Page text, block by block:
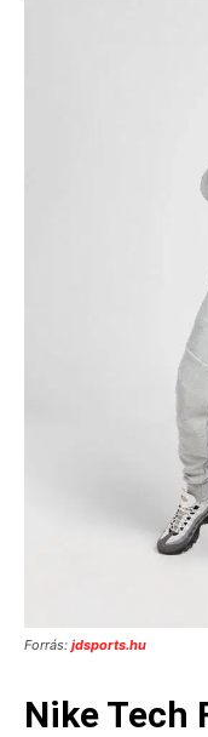
Forrás: jdsports.hu
Nike Tech